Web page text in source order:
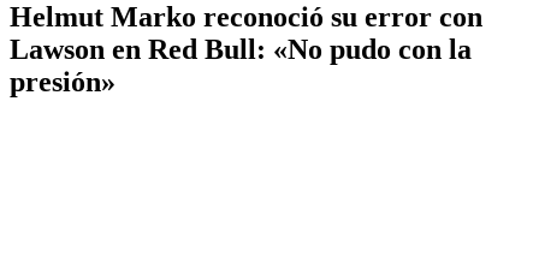
Helmut Marko reconoció su error con
Lawson en Red Bull: «No pudo con la
presión»